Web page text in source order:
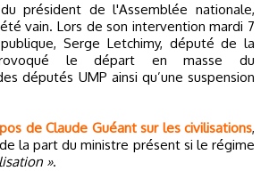
vain. Lors de son intervention mardi 7
Serge Letchimy, député de la
le départ en masse du
députés UMP ainsi qu’une suspension
de Claude Guéant sur les civilisations,
la part du ministre présent si le régime
».